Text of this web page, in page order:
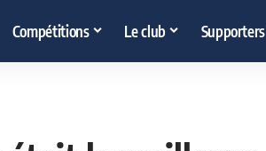
Compétitions Le club Supporters